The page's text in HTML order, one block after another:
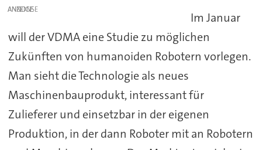
ANZEIGE
Im Januar
will der VDMA eine Studie zu möglichen
Zukünften von humanoiden Robotern vorlegen.
Man sieht die Technologie als neues
Maschinenbauprodukt, interessant für
Zulieferer und einsetzbar in der eigenen
Produktion, in der dann Roboter mit an Robotern